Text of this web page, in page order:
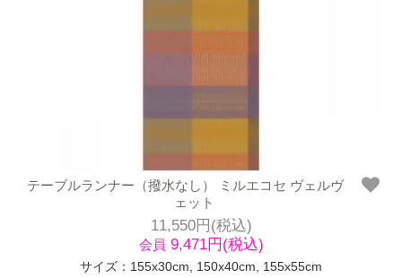
テーブルランナー（撥水なし） ミルエコセ ヴェルヴ
ェット
11,550円(税込)
会員 9,471円(税込)
サイズ：155x30cm, 150x40cm, 155x55cm